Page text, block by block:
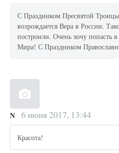
С Праздником Пресвятой
возрождается Вера в России.
построили. Очень хочу попасть
Мира! С Праздником
N 6 июня 2017, 13:44
Красота!